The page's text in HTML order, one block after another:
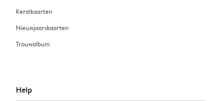
Kerstkaarten
Nieuwjaarskaarten
Trouwalbum
Help